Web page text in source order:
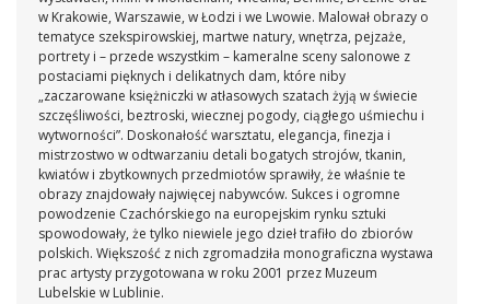
w Krakowie, Warszawie, w Łodzi i we Lwowie. Malował obrazy o
tematyce szekspirowskiej, martwe natury, wnętrza, pejzaże,
portrety i – przede wszystkim – kameralne sceny salonowe z
postaciami pięknych i delikatnych dam, które niby
„zaczarowane księżniczki w atłasowych szatach żyją w świecie
szczęśliwości, beztroski, wiecznej pogody, ciągłego uśmiechu i
wytworności”. Doskonałość warsztatu, elegancja, finezja i
mistrzostwo w odtwarzaniu detali bogatych strojów, tkanin,
kwiatów i zbytkownych przedmiotów sprawiły, że właśnie te
obrazy znajdowały najwięcej nabywców. Sukces i ogromne
powodzenie Czachórskiego na europejskim rynku sztuki
spowodowały, że tylko niewiele jego dzieł trafiło do zbiorów
polskich. Większość z nich zgromadziła monograficzna wystawa
prac artysty przygotowana w roku 2001 przez Muzeum
Lubelskie w Lublinie.